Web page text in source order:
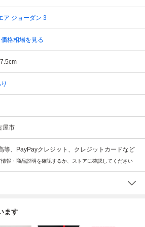
ア ジョーダン 3
格相場を見る
屋市
等、PayPayクレジット、クレジットカードなど
報・商品説明を確認するか、ストアに確認してください
ます